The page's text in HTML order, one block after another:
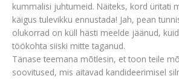
kummalisi juhtumeid. Näiteks, kord üritati
käigus tulevikku ennustada! Jah, pean
olukorrad on küll hästi meelde jäänud,
töökohta siiski mitte taganud.
Tänase teemana mõtlesin, et toon teile
soovitused, mis aitavad kandideerimisel